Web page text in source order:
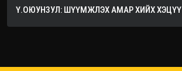
Ү.ОЮУНЗУЛ: ШҮҮМЖЛЭХ АМАР ХИЙХ ХЭЦҮҮ